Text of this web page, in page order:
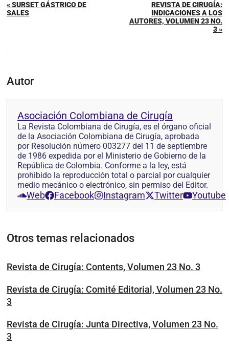
« SURSET GÁSTRICO DE
SALES
REVISTA DE CIRUGÍA:
INDICACIONES A LOS
AUTORES, VOLUMEN 23 NO.
3 »
Autor
Asociación Colombiana de Cirugía
La Revista Colombiana de Cirugía, es el órgano oficial
de la Asociación Colombiana de Cirugía, aprobada
por Resolución número 003277 del 11 de septiembre
de 1986 expedida por el Ministerio de Gobierno de la
República de Colombia. Conforme a la ley, está
prohibido la reproducción total o parcial por cualquier
medio mecánico o electrónico, sin permiso del Editor.
Web Facebook Instagram Twitter Youtube
Otros temas relacionados
Revista de Cirugía: Contents, Volumen 23 No. 3
Revista de Cirugía: Comité Editorial, Volumen 23 No.
3
Revista de Cirugía: Junta Directiva, Volumen 23 No.
3